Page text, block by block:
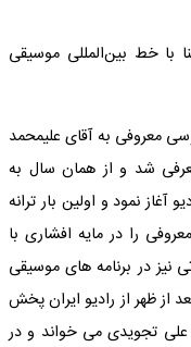
با خط بین‌المللی موسیقی
موسی معروفی به آقای علیمحمد
معرفی شد و از همان سال به
آغاز نمود و اولین بار ترانه
را در مایه افشاری با
نیز در برنامه های موسیقی
ظهر از رادیو ایران پخش
علی تجویدی می خواند و در